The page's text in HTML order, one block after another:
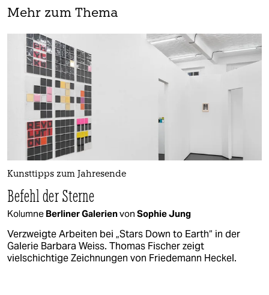
Mehr zum Thema
Kunsttipps zum Jahresende
Befehl der Sterne
Kolumne Berliner Galerienvon Sophie Jung
Verzweigte Arbeiten bei „Stars Down to Earth“ in der
Galerie Barbara Weiss. Thomas Fischer zeigt
vielschichtige Zeichnungen von Friedemann Heckel.